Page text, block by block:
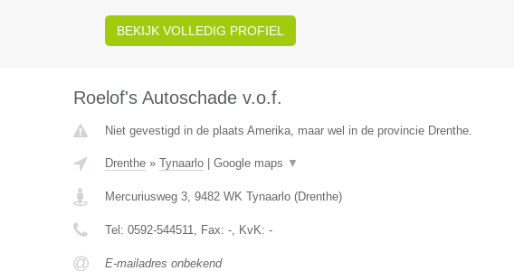
BEKIJK VOLLEDIG PROFIEL
Roelof's Autoschade v.o.f.
Niet gevestigd in de plaats Amerika, maar wel in de provincie Drenthe.
Drenthe» Tynaarlo| Google maps ▼
Mercuriusweg 3, 9482 WK Tynaarlo(Drenthe)
Tel: 0592-544511, Fax: -, KvK: -
E-mailadres onbekend